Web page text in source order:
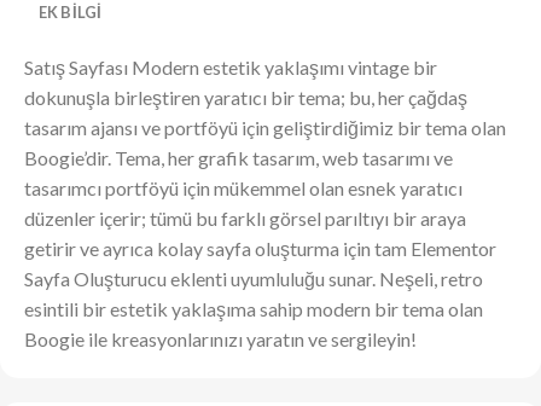
EK BILGI
Satış Sayfası Modern estetik yaklaşımı vintage bir
dokunuşla birleştiren yaratıcı bir tema; bu, her çağdaş
tasarım ajansı ve portföyü için geliştirdiğimiz bir tema olan
Boogie’dir. Tema, her grafik tasarım, web tasarımı ve
tasarımcı portföyü için mükemmel olan esnek yaratıcı
düzenler içerir; tümü bu farklı görsel parıltıyı bir araya
getirir ve ayrıca kolay sayfa oluşturma için tam Elementor
Sayfa Oluşturucu eklenti uyumluluğu sunar. Neşeli, retro
esintili bir estetik yaklaşıma sahip modern bir tema olan
Boogie ile kreasyonlarınızı yaratın ve sergileyin!